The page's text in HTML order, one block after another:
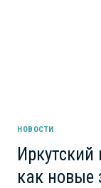
НОВОСТИ
как